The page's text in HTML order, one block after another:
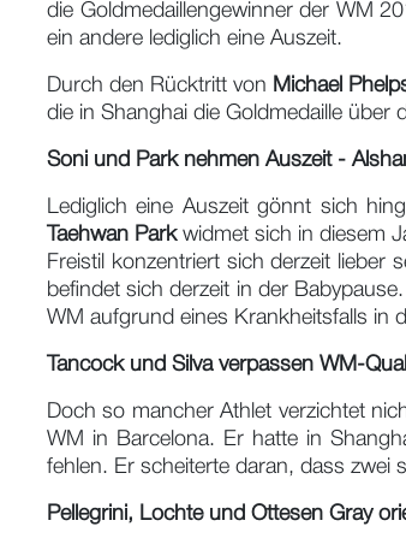
die Goldmedaillengewinner der WM
ein andere lediglich eine Auszeit.
Durch den Rücktritt von Michael
die in Shanghai die Goldmedaille über
Soni und Park nehmen Auszeit -
Lediglich eine Auszeit gönnt sich
Taehwan Parkwidmet sich in diesem
Freistil konzentriert sich derzeit lieber
befindet sich derzeit in der
WM aufgrund eines Krankheitsfalls in
Tancock und Silva verpassen WM-
Doch so mancher Athlet verzichtet
WM in Barcelona. Er hatte in
fehlen. Er scheiterte daran, dass zwei
Pellegrini, Lochte und Ottesen Gray